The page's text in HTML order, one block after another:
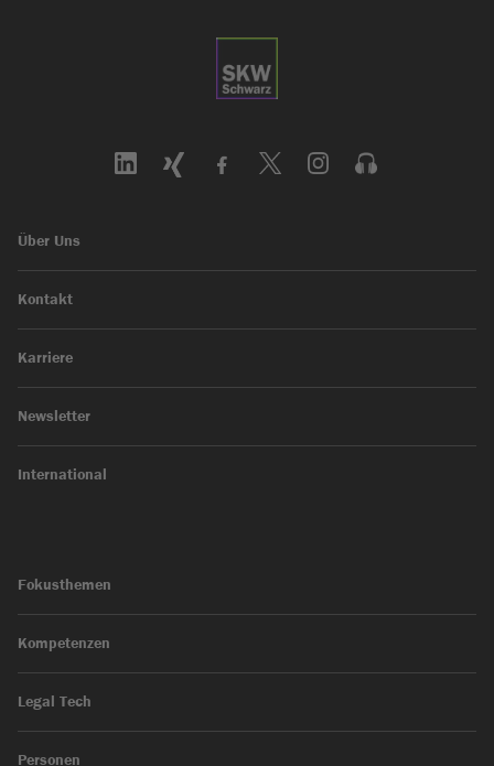
Über Uns
Kontakt
Karriere
Newsletter
International
Fokusthemen
Kompetenzen
Legal Tech
Personen